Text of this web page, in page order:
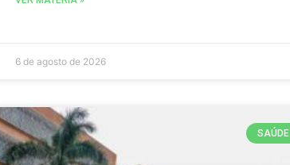
6 de agosto de 2026
SAÚDE